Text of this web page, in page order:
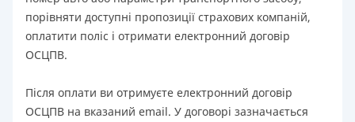
порівняти доступні пропозиції страхових компаній,
оплатити поліс і отримати електронний договір
ОСЦПВ.
Після оплати ви отримуєте електронний договір
ОСЦПВ на вказаний email. У договорі зазначається